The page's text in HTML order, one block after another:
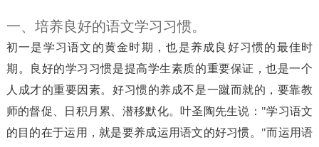
一、培养良好的语文学习习惯。
初一是学习语文的黄金时期，也是养成良好习惯的最佳时
期。良好的学习习惯是提高学生素质的重要保证，也是一个
人成才的重要因素。好习惯的养成不是一蹴而就的，要靠教
师的督促、日积月累、潜移默化。叶圣陶先生说："学习语文
的目的在于运用，就是要养成运用语文的好习惯。"而运用语